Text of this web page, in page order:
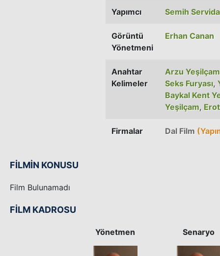
Yapımcı Semih
Görüntü
Yönetmeni
Erhan Canan
Anahtar
Kelimeler
Arzu
Seks Furyası,
Baykal Kent
Yeşilçam,
Firmalar Dal Film
FİLMİN KONUSU
Film Bulunamadı
FİLM KADROSU
Yönetmen Senaryo